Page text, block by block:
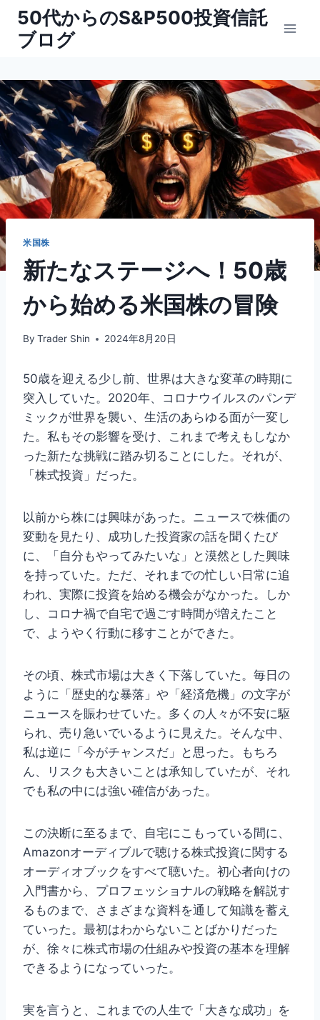
キ
ッ
プ
50代からのS&P500投資信託
ブログ
米国株
新たなステージへ！50歳
から始める米国株の冒険
By Trader Shin 2024年8月20日
50歳を迎える少し前、世界は大きな変革の時期に
突入していた。2020年、コロナウイルスのパンデ
ミックが世界を襲い、生活のあらゆる面が一変し
た。私もその影響を受け、これまで考えもしなか
った新たな挑戦に踏み切ることにした。それが、
「株式投資」だった。
以前から株には興味があった。ニュースで株価の
変動を見たり、成功した投資家の話を聞くたび
に、「自分もやってみたいな」と漠然とした興味
を持っていた。ただ、それまでの忙しい日常に追
われ、実際に投資を始める機会がなかった。しか
し、コロナ禍で自宅で過ごす時間が増えたこと
で、ようやく行動に移すことができた。
その頃、株式市場は大きく下落していた。毎日の
ように「歴史的な暴落」や「経済危機」の文字が
ニュースを賑わせていた。多くの人々が不安に駆
られ、売り急いでいるように見えた。そんな中、
私は逆に「今がチャンスだ」と思った。もちろ
ん、リスクも大きいことは承知していたが、それ
でも私の中には強い確信があった。
この決断に至るまで、自宅にこもっている間に、
Amazonオーディブルで聴ける株式投資に関する
オーディオブックをすべて聴いた。初心者向けの
入門書から、プロフェッショナルの戦略を解説す
るものまで、さまざまな資料を通して知識を蓄え
ていった。最初はわからないことばかりだった
が、徐々に株式市場の仕組みや投資の基本を理解
できるようになっていった。
実を言うと、これまでの人生で「大きな成功」を